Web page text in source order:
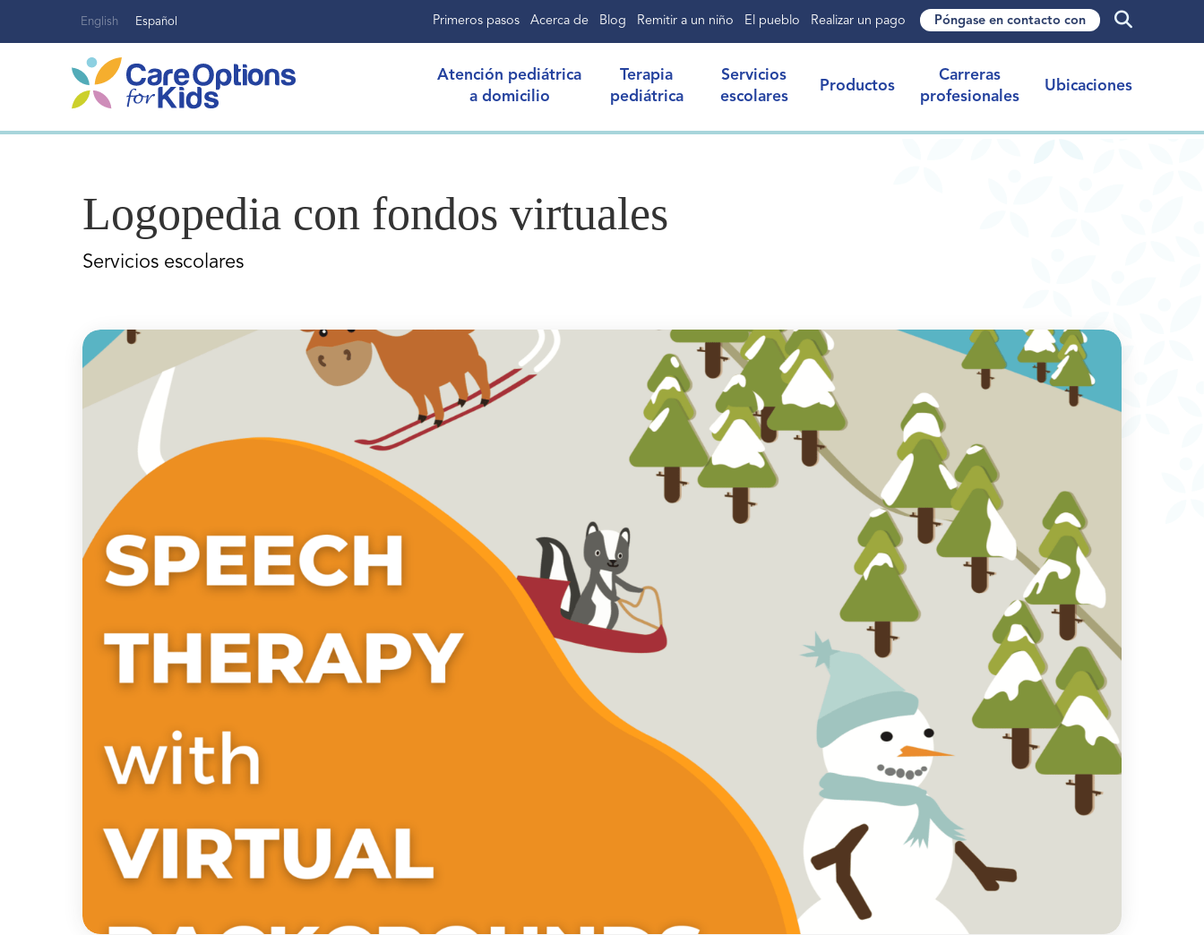
English Español Primeros pasos Acerca de Blog Remitir a un niño El pueblo Realizar un pago Póngase en contacto con
Atención pediátrica
a domicilio
Terapia
pediátrica
Servicios
escolares
Productos
Carreras
profesionales
Ubicaciones
Logopedia con fondos virtuales
Servicios escolares